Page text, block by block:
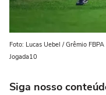
Foto: Lucas Uebel / Grêmio
Jogada10
Siga nosso